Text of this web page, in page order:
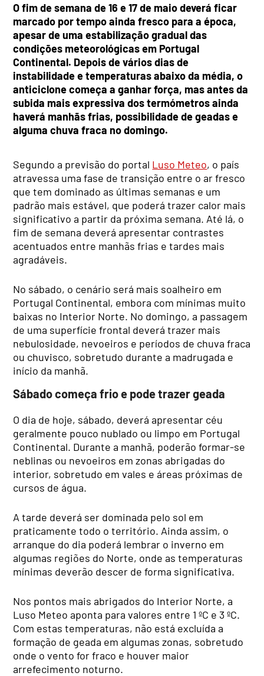
O fim de semana de 16 e 17 de maio deverá ficar
marcado por tempo ainda fresco para a época,
apesar de uma estabilização gradual das
condições meteorológicas em Portugal
Continental. Depois de vários dias de
instabilidade e temperaturas abaixo da média, o
anticiclone começa a ganhar força, mas antes da
subida mais expressiva dos termómetros ainda
haverá manhãs frias, possibilidade de geadas e
alguma chuva fraca no domingo.
Segundo a previsão do portal Luso Meteo, o país
atravessa uma fase de transição entre o ar fresco
que tem dominado as últimas semanas e um
padrão mais estável, que poderá trazer calor mais
significativo a partir da próxima semana. Até lá, o
fim de semana deverá apresentar contrastes
acentuados entre manhãs frias e tardes mais
agradáveis.
No sábado, o cenário será mais soalheiro em
Portugal Continental, embora com mínimas muito
baixas no Interior Norte. No domingo, a passagem
de uma superfície frontal deverá trazer mais
nebulosidade, nevoeiros e períodos de chuva fraca
ou chuvisco, sobretudo durante a madrugada e
início da manhã.
Sábado começa frio e pode trazer geada
O dia de hoje, sábado, deverá apresentar céu
geralmente pouco nublado ou limpo em Portugal
Continental. Durante a manhã, poderão formar-se
neblinas ou nevoeiros em zonas abrigadas do
interior, sobretudo em vales e áreas próximas de
cursos de água.
A tarde deverá ser dominada pelo sol em
praticamente todo o território. Ainda assim, o
arranque do dia poderá lembrar o inverno em
algumas regiões do Norte, onde as temperaturas
mínimas deverão descer de forma significativa.
Nos pontos mais abrigados do Interior Norte, a
Luso Meteo aponta para valores entre 1 ºC e 3 ºC.
Com estas temperaturas, não está excluída a
formação de geada em algumas zonas, sobretudo
onde o vento for fraco e houver maior
arrefecimento noturno.